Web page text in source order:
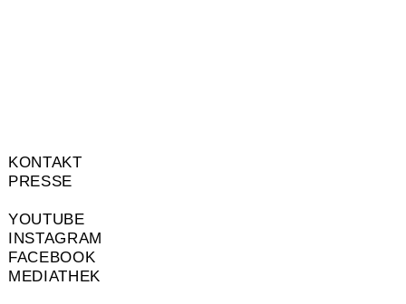
KONTAKT
PRESSE
YOUTUBE
INSTAGRAM
FACEBOOK
MEDIATHEK